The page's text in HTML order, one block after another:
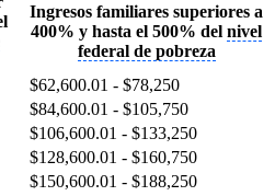
Ingresos familiares superiores a
400% y hasta el 500% del nivel
federal de pobreza
$62,600.01 - $78,250
$84,600.01 - $105,750
$106,600.01 - $133,250
$128,600.01 - $160,750
$150,600.01 - $188,250